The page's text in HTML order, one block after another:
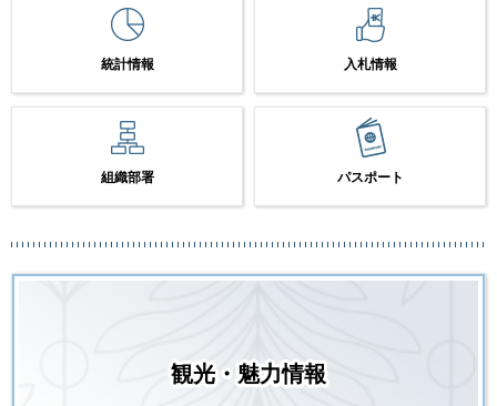
統計情報 入札情報
組織部署 パスポート
観光・魅力情報